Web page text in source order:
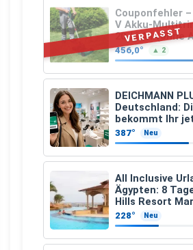
VERPASST
Couponfehler
V Akku-
20-Li A1 (ohne
Ladegerät)
456,0° ▲ 2
DEICHMANN
Deutschland:
bekommt Ihr
Schuhkauf
387° Neu
All Inclusive
Ägypten: 8
Hills Resort
Flüge ab 299 €
228° Neu